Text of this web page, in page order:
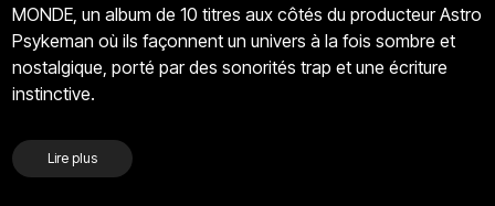
MONDE, un album de 10 titres aux côtés du producteur Astro
Psykeman où ils façonnent un univers à la fois sombre et
nostalgique, porté par des sonorités trap et une écriture
instinctive.
Lire plus